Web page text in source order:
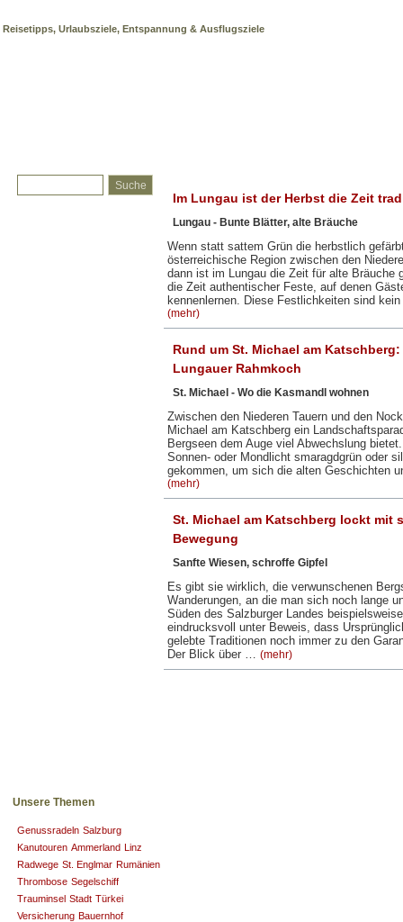
Reisetipps, Urlaubsziele, Entspannung & Ausflugsziele
Unsere Themen
Genussradeln Salzburg
Kanutouren Ammerland Linz
Radwege St. Englmar Rumänien
Thrombose Segelschiff
Trauminsel Stadt Türkei
Versicherung Bauernhof
Im Lungau ist der Herbst die Zeit
Lungau - Bunte Blätter, alte Bräuche
Wenn statt sattem Grün die herbstlich
österreichische Region zwischen den
dann ist im Lungau die Zeit für alte Bräuche
die Zeit authentischer Feste, auf denen
kennenlernen. Diese Festlichkeiten sind
(mehr)
Rund um St. Michael am
Lungauer Rahmkoch
St. Michael - Wo die Kasmandl wohnen
Zwischen den Niederen Tauern und den
Michael am Katschberg ein
Bergseen dem Auge viel Abwechslung
Sonnen- oder Mondlicht smaragdgrün oder
gekommen, um sich die alten Geschichten
(mehr)
St. Michael am Katschberg lockt mit
Bewegung
Sanfte Wiesen, schroffe Gipfel
Es gibt sie wirklich, die verwunschenen
Wanderungen, an die man sich noch lange
Süden des Salzburger Landes
eindrucksvoll unter Beweis, dass
gelebte Traditionen noch immer zu den
Der Blick über … (mehr)